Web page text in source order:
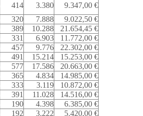
414 3.380
9.347,00 €
320 7.888
9.022,50 €
389 10.288
21.654,45 €
331 6.903
11.772,00 €
457 9.776
22.302,00 €
491 15.214
15.253,00 €
577 17.586
20.663,00 €
365 4.834
14.985,00 €
333 3.119
10.872,00 €
391 11.028
14.516,00 €
190 4.398
6.385,00 €
192 3.222
5.420,00 €